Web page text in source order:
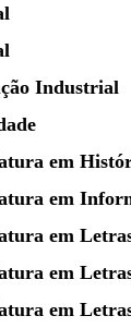
Industrial
em
em
em
em
em